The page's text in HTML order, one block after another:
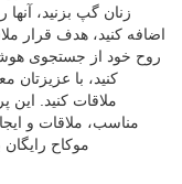
زنان گپ بزنید،
اضافه کنید، هدف قرار
روح خود از جستجوی
کنید، با عزیزتان
ملاقات کنید. این
مناسب، ملاقات و
موکاح